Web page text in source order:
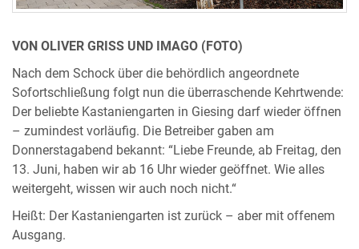
VON OLIVER GRISS UND IMAGO (FOTO)
Nach dem Schock über die behördlich angeordnete
Sofortschließung folgt nun die überraschende Kehrtwende:
Der beliebte Kastaniengarten in Giesing darf wieder öffnen
– zumindest vorläufig. Die Betreiber gaben am
Donnerstagabend bekannt: “Liebe Freunde, ab Freitag, den
13. Juni, haben wir ab 16 Uhr wieder geöffnet. Wie alles
weitergeht, wissen wir auch noch nicht.“
Heißt: Der Kastaniengarten ist zurück – aber mit offenem
Ausgang.